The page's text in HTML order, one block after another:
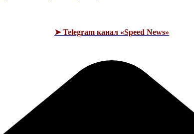
➤ Telegram канал «Speed News»